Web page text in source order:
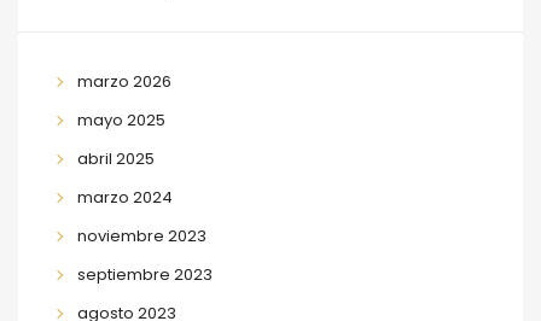
marzo 2026
mayo 2025
abril 2025
marzo 2024
noviembre 2023
septiembre 2023
agosto 2023